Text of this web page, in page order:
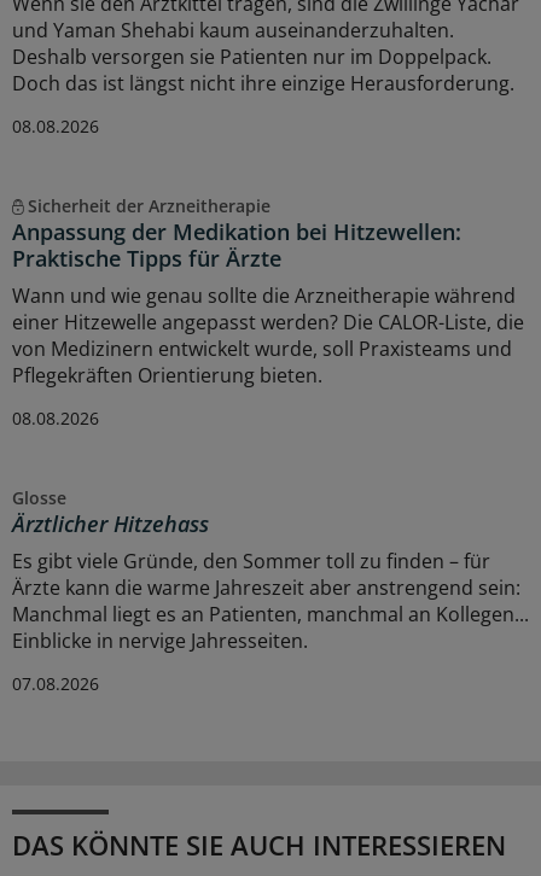
und Yaman Shehabi kaum auseinanderzuhalten.
Deshalb versorgen sie Patienten nur im Doppelpack.
Doch das ist längst nicht ihre einzige Herausforderung.
08.08.2026
Sicherheit der Arzneitherapie
Anpassung der Medikation bei Hitzewellen:
Praktische Tipps für Ärzte
Wann und wie genau sollte die Arzneitherapie während
einer Hitzewelle angepasst werden? Die CALOR-Liste, die
von Medizinern entwickelt wurde, soll Praxisteams und
Pflegekräften Orientierung bieten.
08.08.2026
Glosse
Ärztlicher Hitzehass
Es gibt viele Gründe, den Sommer toll zu finden – für
Ärzte kann die warme Jahreszeit aber anstrengend sein:
Manchmal liegt es an Patienten, manchmal an Kollegen...
Einblicke in nervige Jahresseiten.
07.08.2026
DAS KÖNNTE SIE AUCH INTERESSIEREN